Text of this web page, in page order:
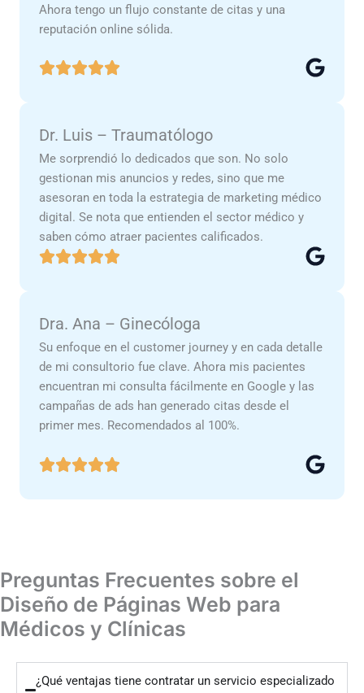
Ahora tengo un flujo constante de citas y una
reputación online sólida.
Dr. Luis – Traumatólogo
Me sorprendió lo dedicados que son. No solo
gestionan mis anuncios y redes, sino que me
asesoran en toda la estrategia de marketing médico
digital. Se nota que entienden el sector médico y
saben cómo atraer pacientes calificados.
Dra. Ana – Ginecóloga
Su enfoque en el customer journey y en cada detalle
de mi consultorio fue clave. Ahora mis pacientes
encuentran mi consulta fácilmente en Google y las
campañas de ads han generado citas desde el
primer mes. Recomendados al 100%.
Preguntas Frecuentes sobre el
Diseño de Páginas Web para
Médicos y Clínicas
¿Qué ventajas tiene contratar un servicio especializado